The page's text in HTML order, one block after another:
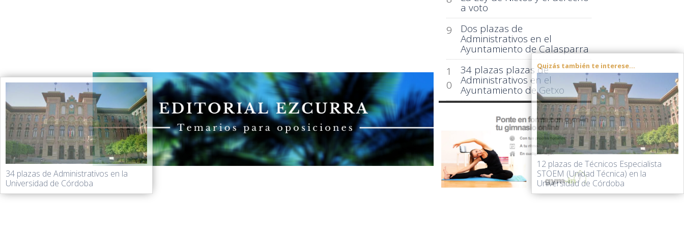
a voto
9
Dos plazas de
Administrativos en el
Ayuntamiento de Calasparra
1
0
34 plazas plazas de
Administrativos en el
Ayuntamiento de Getxo
34 plazas de Administrativos en la
Universidad de Córdoba
Quizás también te interese...
12 plazas de Técnicos Especialista
STOEM (Unidad Técnica) en la
Universidad de Córdoba